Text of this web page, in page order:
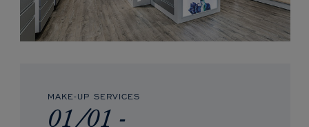
MAKE-UP SERVICES
01/01 -